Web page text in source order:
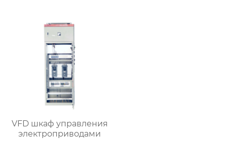
VFD шкаф управления
электроприводами